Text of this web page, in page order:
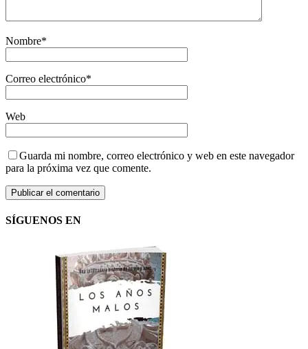
Nombre*
Correo electrónico*
Web
Guarda mi nombre, correo electrónico y web en este navegador
para la próxima vez que comente.
SÍGUENOS EN